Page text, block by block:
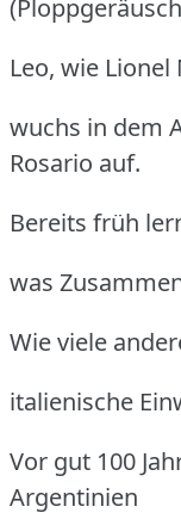
Leo, wie
wuchs in dem
Rosario auf.
Bereits früh
was
Wie viele
italienische
Vor gut 100
Argentinien